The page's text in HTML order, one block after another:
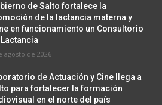
de Salto fortalece la
de la lactancia materna y
en funcionamiento un Consultorio
agosto de 2026
de Actuación y Cine llega a
para fortalecer la formación
en el norte del país